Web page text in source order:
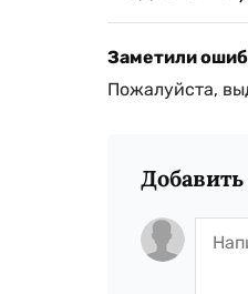
Заметили
Пожалуйста,